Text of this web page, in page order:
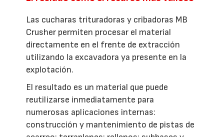
Las cucharas trituradoras y cribadoras MB
Crusher permiten procesar el material
directamente en el frente de extracción
utilizando la excavadora ya presente en la
explotación.
El resultado es un material que puede
reutilizarse inmediatamente para
numerosas aplicaciones internas:
construcción y mantenimiento de pistas de